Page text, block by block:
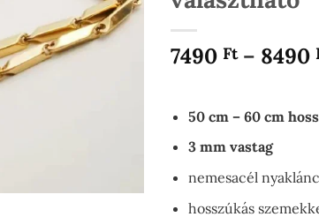
7490 Ft – 8490
50 cm – 60 cm
3 mm vastag
nemesacél
hosszúkás